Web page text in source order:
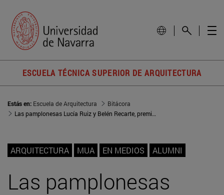
ESCUELA TÉCNICA SUPERIOR DE ARQUITECTURA
Estás en: Escuela de Arquitectura
Bitácora
Las pamplonesas Lucía Ruiz y Belén Recarte, premiadas con la beca de la Fundación Arquia
ARQUITECTURA MUA EN MEDIOS ALUMNI
Las pamplonesas